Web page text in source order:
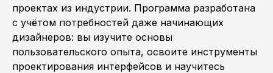
проектах из индустрии. Программа разработана
с учётом потребностей даже начинающих
дизайнеров: вы изучите основы
пользовательского опыта, освоите инструменты
проектирования интерфейсов и научитесь